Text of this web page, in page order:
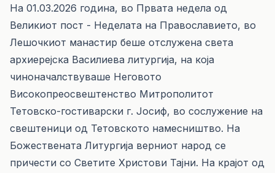
На 01.03.2026 година, во Првата недела од
Великиот пост - Неделата на Православието, во
Лешочкиот манастир беше отслужена света
архиерејска Василиева литургија, на која
чиноначалствуваше Неговото
Високопреосвештенство Митрополитот
Тетовско-гостиварски г. Јосиф, во сослужение на
свештеници од Тетовското намесништво. На
Божествената Литургија верниот народ се
причести со Светите Христови Тајни. На крајот од